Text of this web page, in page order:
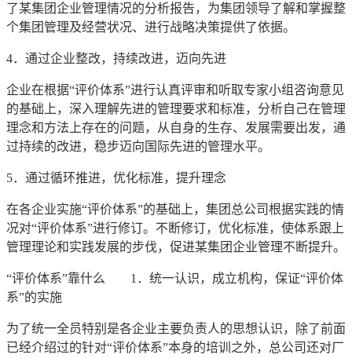
了某集团企业管理情况的分析报告，为集团领导了解和掌握整
个集团管理及经营状况、进行战略决策提供了依据。
4．通过企业整改，持续改进，迈向先进
企业在根据“评价体系”进行认真评审和听取专家小组咨询意见
的基础上，深入理解先进的管理要求和标准，分析自己在管理
理念和方法上存在的问题，从自身的生存、发展需要出发，通
过持续的改进，稳步迈向国际先进的管理水平。
5．通过循环推进，优化标准，提升理念
在各企业实施“评价体系”的基础上，集团总公司根据实践的情
况对“评价体系”进行修订。不断修订，优化标准，使体系跟上
管理理论和实践发展的步伐，促进某集团企业管理不断提升。
“评价体系”靠什么 1．统一认识，成立机构，保证“评价体
系”的实施
为了统一全员特别是各企业主要负责人的思想认识，除了前面
已经介绍过的针对“评价体系”本身的培训之外，总公司还对厂